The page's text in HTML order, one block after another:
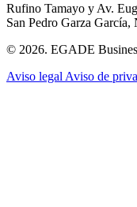
Rufino Tamayo y Av.
San Pedro Garza García,
© 2026. EGADE
Aviso legal Aviso de